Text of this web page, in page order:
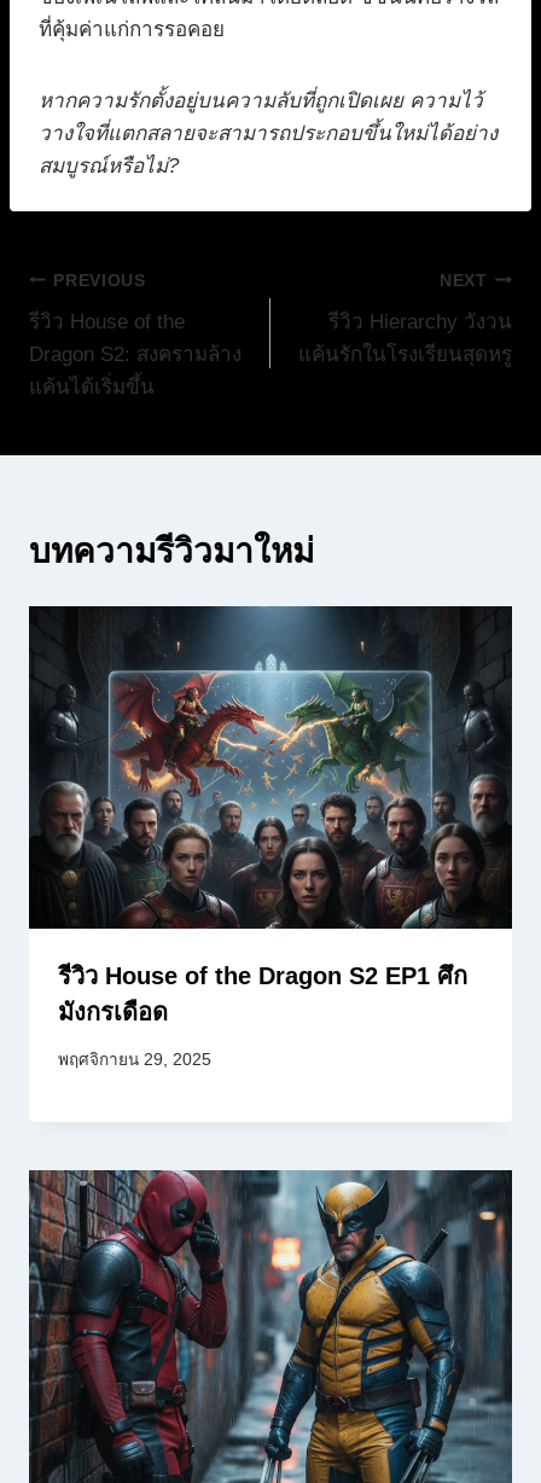
ที่คุ้มค่าแก่การรอคอย
หากความรักตั้งอยู่บนความลับที่ถูกเปิดเผย ความไว้
วางใจที่แตกสลายจะสามารถประกอบขึ้นใหม่ได้อย่าง
สมบูรณ์หรือไม่?
แนะแนว
เรื่อง
PREVIOUS
รีวิว House of the
Dragon S2: สงครามล้าง
แค้นได้เริ่มขึ้น
NEXT
รีวิว Hierarchy วังวน
แค้นรักในโรงเรียนสุดหรู
บทความรีวิวมาใหม่
รีวิว House of the Dragon S2 EP1 ศึก
มังกรเดือด
พฤศจิกายน 29, 2025